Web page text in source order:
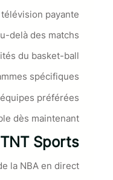
payante.
delà des matchs.
du basket-ball.
spécifiques.
préférées.
dès maintenant.
TNT Sports
la NBA en direct.